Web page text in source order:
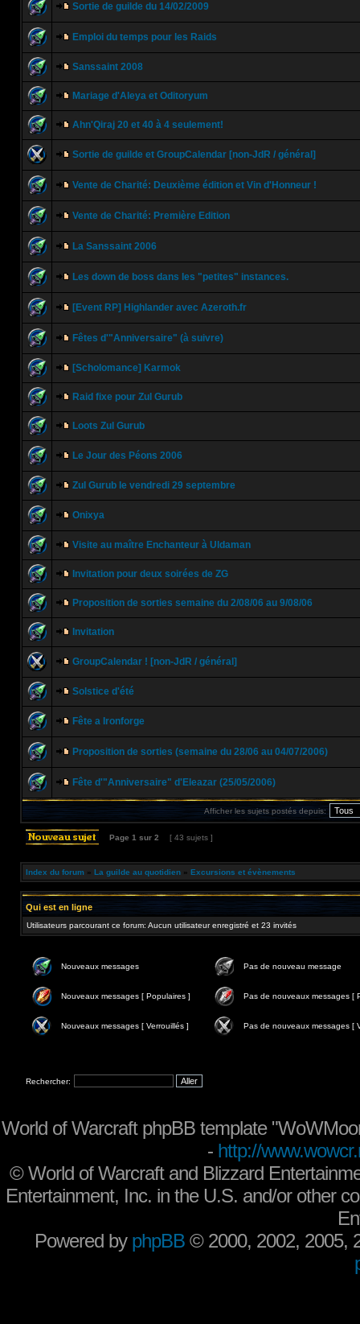
Sortie de guilde du 14/02/2009
Emploi du temps pour les Raids
Sanssaint 2008
Mariage d'Aleya et Oditoryum
Ahn'Qiraj 20 et 40 à 4 seulement!
Sortie de guilde et GroupCalendar [non-JdR / général]
Vente de Charité: Deuxième édition et Vin d'Honneur !
Vente de Charité: Première Edition
La Sanssaint 2006
Les down de boss dans les "petites" instances.
[Event RP] Highlander avec Azeroth.fr
Fêtes d'"Anniversaire" (à suivre)
[Scholomance] Karmok
Raid fixe pour Zul Gurub
Loots Zul Gurub
Le Jour des Péons 2006
Zul Gurub le vendredi 29 septembre
Onixya
Visite au maître Enchanteur à Uldaman
Invitation pour deux soirées de ZG
Proposition de sorties semaine du 2/08/06 au 9/08/06
Invitation
GroupCalendar ! [non-JdR / général]
Solstice d'été
Fête a Ironforge
Proposition de sorties (semaine du 28/06 au 04/07/2006)
Fête d'"Anniversaire" d'Eleazar (25/05/2006)
Afficher les sujets postés depuis:
Page 1 sur 2 [ 43 sujets ]
Index du forum » La guilde au quotidien » Excursions et évènements
Qui est en ligne
Utilisateurs parcourant ce forum: Aucun utilisateur enregistré et 23 invités
Nouveaux messages Pas de nouveau message
Nouveaux messages [ Populaires ] Pas de nouveaux messages [
Nouveaux messages [ Verrouillés ] Pas de nouveaux messages [
Rechercher:
World of Warcraft phpBB template
- http://
©World of Warcraft and Blizzard
Entertainment, Inc. in the U.S. and/or other
Powered by phpBB © 2000, 2002, 2005,